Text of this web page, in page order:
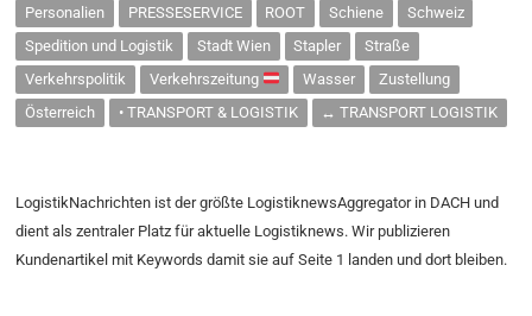
Personalien
PRESSESERVICE ROOT Schiene
Schweiz
Spedition und Logistik
Stadt Wien Stapler
Straße
Verkehrspolitik
Verkehrszeitung Wasser
Zustellung
Österreich
• TRANSPORT & LOGISTIK ↔ TRANSPORT LOGISTIK
LogistikNachrichten ist der größte LogistiknewsAggregator in DACH und
dient als zentraler Platz für aktuelle Logistiknews. Wir publizieren
Kundenartikel mit Keywords damit sie auf Seite 1 landen und dort bleiben.